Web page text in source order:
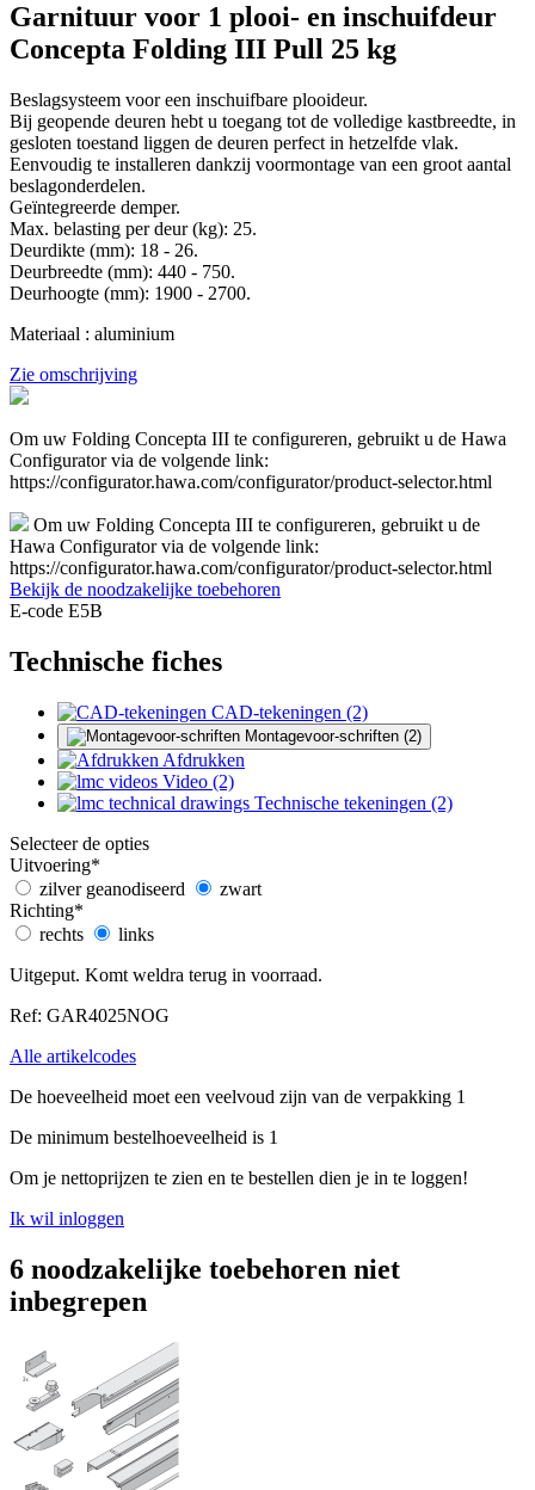
Garnituur voor 1 plooi- en inschuifdeur
Concepta Folding III Pull 25 kg
Beslagsysteem voor een inschuifbare plooideur.
Bij geopende deuren hebt u toegang tot de volledige kastbreedte, in
gesloten toestand liggen de deuren perfect in hetzelfde vlak.
Eenvoudig te installeren dankzij voormontage van een groot aantal
beslagonderdelen.
Geïntegreerde demper.
Max. belasting per deur (kg): 25.
Deurdikte (mm): 18 - 26.
Deurbreedte (mm): 440 - 750.
Deurhoogte (mm): 1900 - 2700.
Materiaal : aluminium
Zie omschrijving
Om uw Folding Concepta III te configureren, gebruikt u de Hawa
Configurator via de volgende link:
https://configurator.hawa.com/configurator/product-selector.html
Om uw Folding Concepta III te configureren, gebruikt u de
Hawa Configurator via de volgende link:
https://configurator.hawa.com/configurator/product-selector.html
Bekijk de noodzakelijke toebehoren
E-code E5B
Technische fiches
CAD-tekeningen (2)
Montagevoor-schriften (2)
Afdrukken
Video (2)
Technische tekeningen (2)
Selecteer de opties
Uitvoering*
zilver geanodiseerd
zwart
Richting*
rechts
links
Uitgeput. Komt weldra terug in voorraad.
Ref: GAR4025NOG
Alle artikelcodes
De hoeveelheid moet een veelvoud zijn van de verpakking 1
De minimum bestelhoeveelheid is 1
Om je nettoprijzen te zien en te bestellen dien je in te loggen!
Ik wil inloggen
6 noodzakelijke toebehoren niet
inbegrepen